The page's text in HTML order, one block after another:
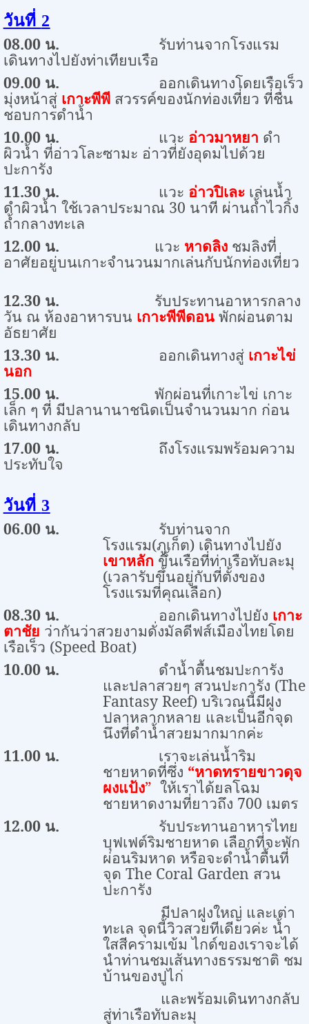
วันที่ 2
08.00น. รับท่านจากโรงแรม
เดินทางไปยังท่าเทียบเรือ
09.00น. ออกเดินทางโดยเรือเร็ว
มุ่งหน้าสู่ เกาะพีพี สวรรค์ของนักท่องเที่ยว ที่ชื่น
ชอบการดำน้ำ
10.00น. แวะ อ่าวมาหยา ดำ
ผิวน้ำ ที่อ่าวโละซามะ อ่าวที่ยังอุดมไปด้วย
ปะการัง
11.30น. แวะ อ่าวปิเละ เล่นน้ำ
ดำผิวน้ำ ใช้เวลาประมาณ 30 นาที ผ่านถ้ำไวกิ้ง
ถ้ำกลางทะเล
12.00น. แวะ หาดลิง ชมลิงที่
อาศัยอยู่บนเกาะจำนวนมากเล่นกับนักท่องเที่ยว
12.30น. รับประทานอาหารกลาง
วัน ณ ห้องอาหารบน เกาะพีพีดอน พักผ่อนตาม
อัธยาศัย
13.30น. ออกเดินทางสู่เกาะไข่
นอก
15.00น. พักผ่อนที่เกาะไข่ เกาะ
เล็ก ๆ ที่ มีปลานานาชนิดเป็นจำนวนมาก ก่อน
เดินทางกลับ
17.00น. ถึงโรงแรมพร้อมความ
ประทับใจ
วันที่ 3
06.00น. รับท่านจาก
โรงแรม(ภูเก็ต) เดินทางไปยัง
เขาหลัก ขึ้นเรือที่ท่าเรือทับละมุ
(เวลารับขึ้นอยู่กับที่ตั้งของ
โรงแรมที่คุณเลือก)
08.30น. ออกเดินทางไปยัง เกาะ
ตาชัย ว่ากันว่าสวยงามดั่งมัลดีฟส์เมืองไทยโดย
เรือเร็ว (Speed Boat)
10.00น. ดำน้ำตื้นชมปะการัง
และปลาสวยๆ สวนปะการัง (The
Fantasy Reef) บริเวณนี้มีฝูง
ปลาหลากหลาย และเป็นอีกจุด
นึงที่ดำน้ำสวยมากมากค่ะ
11.00น. เราจะเล่นน้ำริม
ชายหาดที่ซึ่ง “หาดทรายขาวดุจ
ผงแป้ง” ให้เราได้ยลโฉม
ชายหาดงามที่ยาวถึง 700 เมตร
12.00น. รับประทานอาหารไทย
บุฟเฟต์ริมชายหาด เลือกที่จะพัก
ผ่อนริมหาด หรือจะดำน้ำตื้นที่
จุด The Coral Garden สวน
ปะการัง
มีปลาฝูงใหญ่ และเต่า
ทะเล จุดนี้วิวสวยทีเดียวค่ะ น้ำ
ใสสีครามเข้ม ไกด์ของเราจะได้
นำท่านชมเส้นทางธรรมชาติ ชม
บ้านของปูไก่
และพร้อมเดินทางกลับ
สู่ท่าเรือทับละมุ